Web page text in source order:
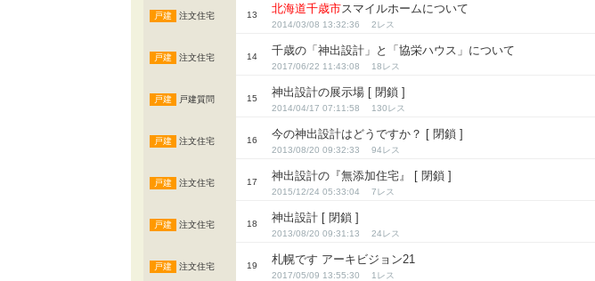
注文住宅 13
北海道千歳市スマイルホームについて
2014/03/08 13:32:36 2
注文住宅 14
千歳の「神出設計」と「協栄ハウス」について
2017/06/22 11:43:08 18
戸建質問 15
神出設計の展示場 [ 閉鎖 ]
2014/04/17 07:11:58 130
注文住宅 16
今の神出設計はどうですか？ [ 閉鎖 ]
2013/08/20 09:32:33 94
注文住宅 17
神出設計の『無添加住宅』 [ 閉鎖 ]
2015/12/24 05:33:04 7
注文住宅 18
神出設計 [ 閉鎖 ]
2013/08/20 09:31:13 24
注文住宅 19
札幌です アーキビジョン21
2017/05/09 13:55:30 1